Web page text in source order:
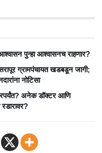
पुन्हा आश्वासनच राहणार?
ग्रामपंचायत खडबडून जागी;
नोटिसा
अनेक डॉक्टर आणि